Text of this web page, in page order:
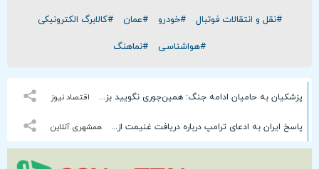
#نقل و انتقالات فوتبال #خودرو #عمان #کالابرگ الکترونیکی
#هواشناسی #نماهنگ
اقتصاد نیوز پزشکیان به حامیان ادامه جنگ: همین‌جوری نگویید بزن/تبعاتش را هم باید دید
همشهری آنلاین پاسخ ایران به ادعای ترامپ درباره دریافت غنیمت از ایران